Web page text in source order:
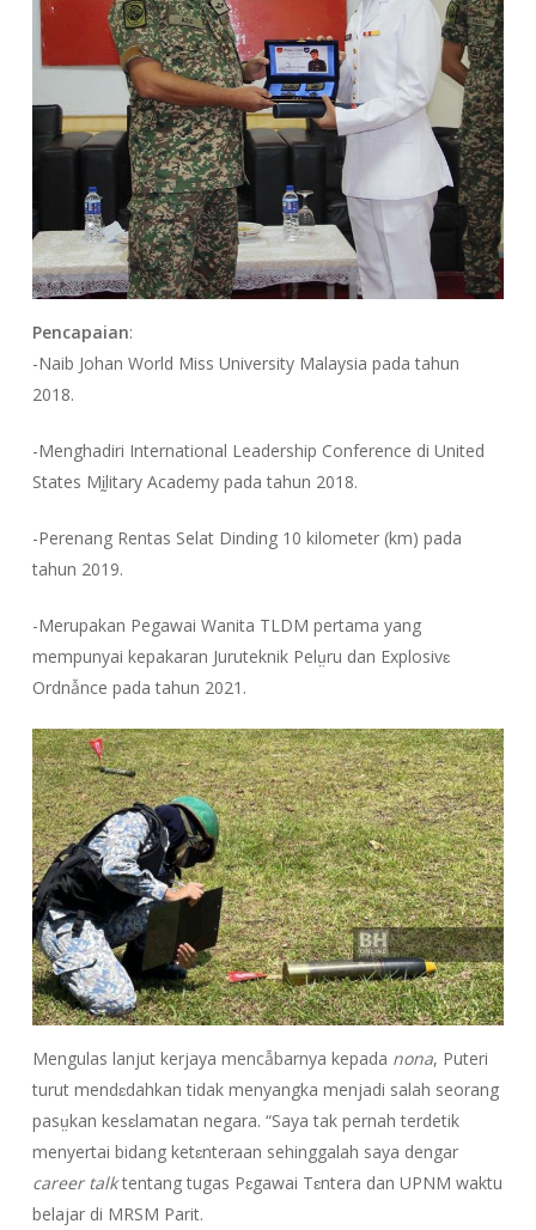
Pencapaian:
-Naib Johan World Miss University Malaysia pada tahun
2018.
-Menghadiri International Leadership Conference di United
States Mḭlitary Academy pada tahun 2018.
-Perenang Rentas Selat Dinding 10 kilometer (km) pada
tahun 2019.
-Merupakan Pegawai Wanita TLDM pertama yang
mempunyai kepakaran Juruteknik Pelṳru dan Explosivɛ
Ordnẫnce pada tahun 2021.
Mengulas lanjut kerjaya mencẫbarnya kepada nona, Puteri
turut mendɛdahkan tidak menyangka menjadi salah seorang
pasṳkan kesɛlamatan negara. “Saya tak pernah terdetik
menyertai bidang ketɛnteraan sehinggalah saya dengar
career talktentang tugas Pɛgawai Tɛntera dan UPNM waktu
belajar di MRSM Parit.